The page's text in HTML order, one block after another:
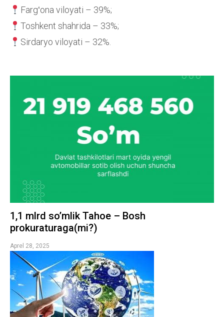
Fargʻona viloyati – 39%;
Toshkent shahrida – 33%;
Sirdaryo viloyati – 32%.
1,1 mlrd so’mlik Tahoe – Bosh
prokuraturaga(mi?)
Aprel 28, 2025